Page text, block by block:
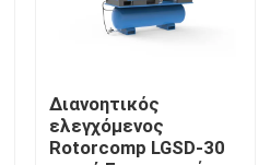
Διανοητικός
ελεγχόμενος
Rotorcomp LGSD-30